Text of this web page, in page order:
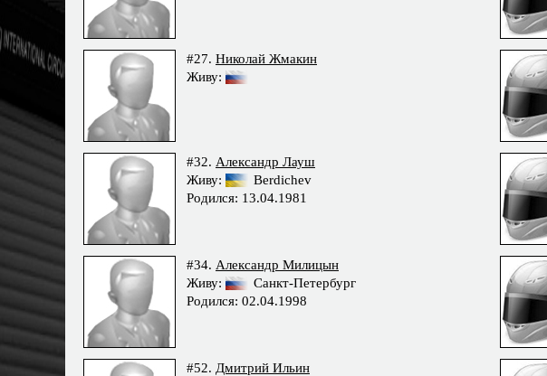
#27. Николай Жмакин
Живу:
#32. Александр Лауш
Живу:
Berdichev
Родился: 13.04.1981
#34. Александр Милицын
Живу:
Санкт-Петербург
Родился: 02.04.1998
#52. Дмитрий Ильин